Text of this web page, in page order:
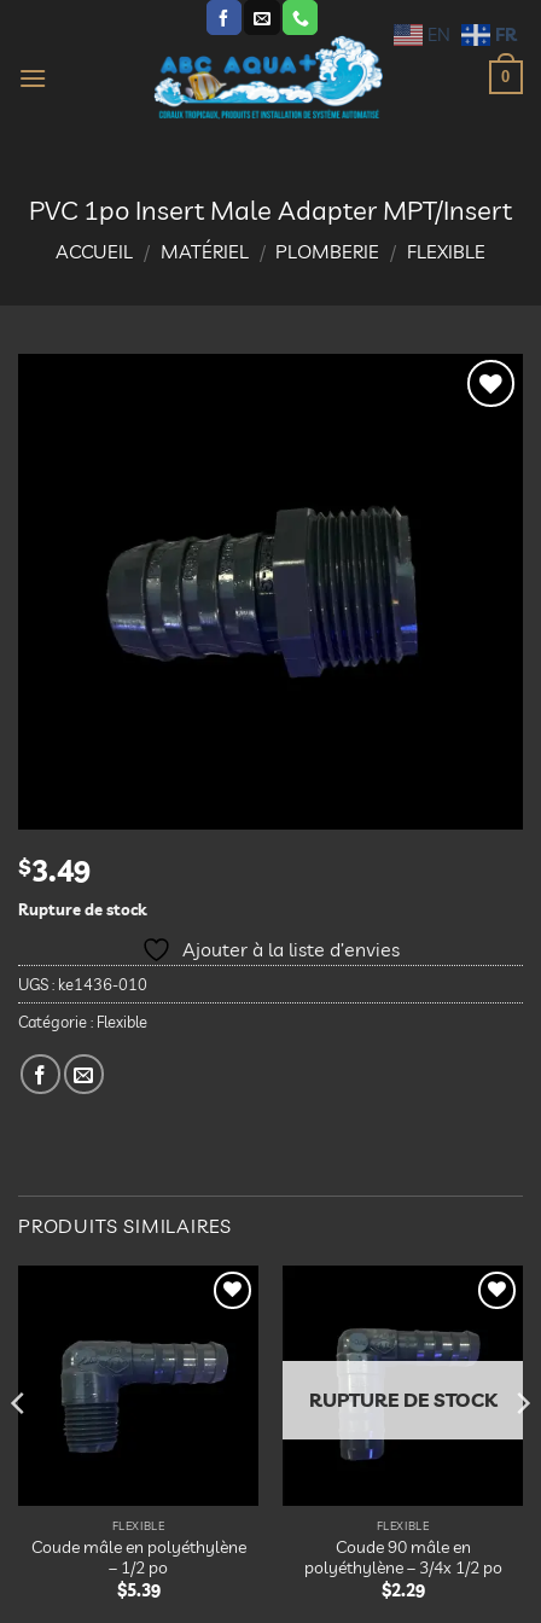
contenu
0
PVC 1po Insert Male Adapter MPT/Insert
ACCUEIL / MATÉRIEL / PLOMBERIE / FLEXIBLE
$3.49
Rupture de stock
Ajouter à la liste d’envies
UGS : ke1436-010
Catégorie : Flexible
PRODUITS SIMILAIRES
à la
liste
d’envies
FLEXIBLE
Coude mâle en polyéthylène
– 1/2 po
$5.39
Ajouter
à la
liste
RUPTURE DE STOCK
FLEXIBLE
Coude 90 mâle en
polyéthylène – 3/4x 1/2 po
$2.29
EN FR